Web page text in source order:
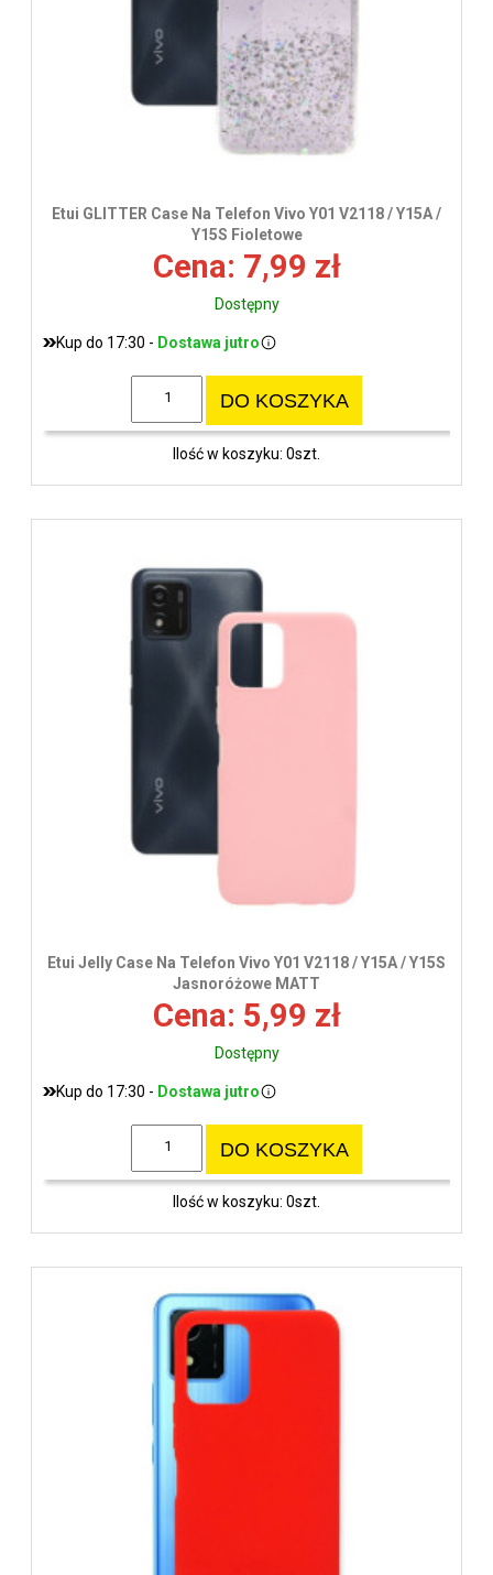
Etui GLITTER Case Na Telefon Vivo Y01 V2118 / Y15A /
Y15S Fioletowe
Cena: 7,99 zł
Dostępny
Kup do 17:30 - Dostawa jutro
DO KOSZYKA
Ilość w koszyku: 0szt.
Etui Jelly Case Na Telefon Vivo Y01 V2118 / Y15A / Y15S
Jasnoróżowe MATT
Cena: 5,99 zł
Dostępny
Kup do 17:30 - Dostawa jutro
DO KOSZYKA
Ilość w koszyku: 0szt.